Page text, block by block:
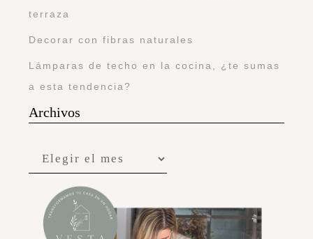
terraza
Decorar con fibras naturales
Lámparas de techo en la cocina, ¿te sumas
a esta tendencia?
Archivos